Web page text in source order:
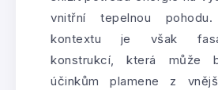
vnitřní tepelnou
kontextu je však
konstrukcí, která může
účinkům plamene z